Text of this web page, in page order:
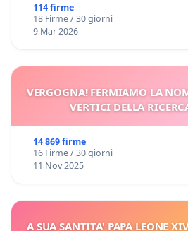
114 firme
18 Firme / 30 giorni
9 Mar 2026
VERGOGNA! FERMIAMO LA
VERTICI DELLA
14 869 firme
16 Firme / 30 giorni
11 Nov 2025
A SUA SANTITA' PAPA LEONE